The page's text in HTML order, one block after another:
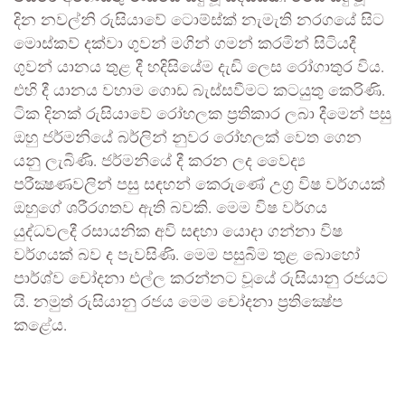
දින නවල්නි රුසියාවේ ටොම්ස්ක් නැමැති නරගයේ සිට
මොස්කව් දක්වා ගුවන් මගින් ගමන් කරමින් සිටියදී
ගුවන් යානය තුළ දී හදිසියේම දැඩි ලෙස රෝගාතුර විය.
එහි දී යානය වහාම ගොඩ බැස්සවීමට කටයුතු කෙරිණි.
ටික දිනක් රුසියාවේ රෝහලක ප්‍රතිකාර ලබා දීමෙන් පසු
ඔහු ජර්මනියේ බර්ලින් නුවර රෝහලක් වෙත ගෙන
යනු ලැබිණි. ජර්මනියේ දී කරන ලද වෛද්‍ය
පරීක්‍ෂණවලින් පසු සඳහන් කෙරුණේ උග්‍ර විෂ වර්ගයක්
ඔහුගේ ශරීරගතව ඇති බවකි. මෙම විෂ වර්ගය
යුද්ධවලදී රසායනික අවි සඳහා යොදා ගන්නා විෂ
වර්ගයක් බව ද පැවසිණි. මෙම පසුබිම තුළ බොහෝ
පාර්ශ්ව චෝදනා එල්ල කරන්නට වූයේ රුසියානු රජයට
යි. නමුත් රුසියානු රජය මෙම චෝදනා ප්‍රතික්‍ෂේප
කළේය.